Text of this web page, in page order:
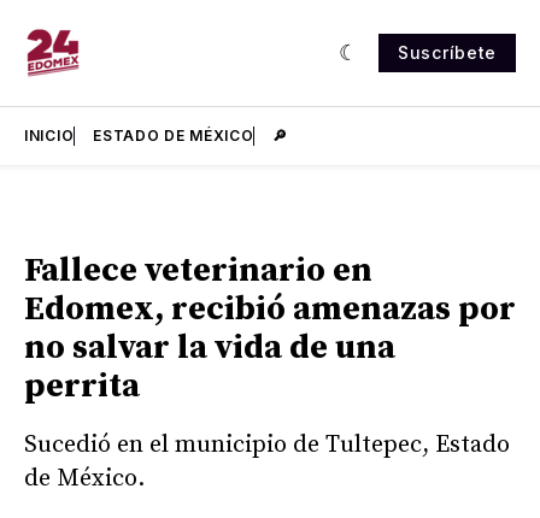
Suscríbete
INICIO ESTADO DE MÉXICO 🔎
Fallece veterinario en
Edomex, recibió amenazas por
no salvar la vida de una
perrita
Sucedió en el municipio de Tultepec, Estado
de México.